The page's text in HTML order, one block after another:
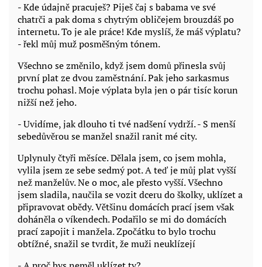
- Kde údajně pracuješ? Piješ čaj s babama ve své
chatrči a pak doma s chytrým obličejem brouzdáš po
internetu. To je ale práce! Kde myslíš, že máš výplatu?
- řekl můj muž posměšným tónem.
Všechno se změnilo, když jsem domů přinesla svůj
první plat ze dvou zaměstnání. Pak jeho sarkasmus
trochu pohasl. Moje výplata byla jen o pár tisíc korun
nižší než jeho.
- Uvidíme, jak dlouho ti tvé nadšení vydrží. - S menší
sebedůvěrou se manžel snažil ranit mé city.
Uplynuly čtyři měsíce. Dělala jsem, co jsem mohla,
vylila jsem ze sebe sedmý pot. A teď je můj plat vyšší
než manželův. Ne o moc, ale přesto vyšší. Všechno
jsem sladila, naučila se vozit dceru do školky, uklízet a
připravovat obědy. Většinu domácích prací jsem však
doháněla o víkendech. Podařilo se mi do domácích
prací zapojit i manžela. Zpočátku to bylo trochu
obtížné, snažil se tvrdit, že muži neuklízejí